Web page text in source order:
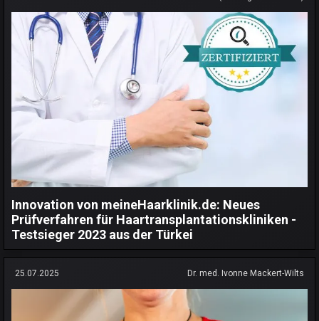
Innovation von meineHaarklinik.de: Neues
Prüfverfahren für Haartransplantationskliniken -
Testsieger 2023 aus der Türkei
25.07.2025 Dr. med. Ivonne Mackert-Wilts